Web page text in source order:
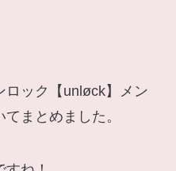
ロック【unløck】メン
まとめました。